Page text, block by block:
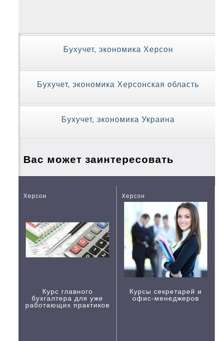
Бухучет, экономика Херсон
Бухучет, экономика Херсонская область
Бухучет, экономика Украина
Вас может заинтересовать
Херсон
Курс главного
бухгалтера для уже
работающих практиков
Херсон
Курсы секретарей и
офис-менеджеров